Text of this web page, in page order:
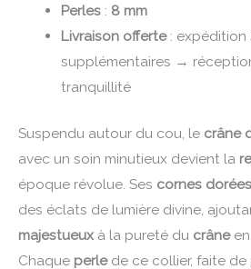
Perles: 8 mm
Livraison offerte: expédition
supplémentaires →
tranquillité
Suspendu autour du cou, le crâne
avec un soin minutieux devient la
époque révolue. Ses cornes dorées
des éclats de lumière divine,
majestueux à la pureté du crâneen
Chaque perlede ce collier, faite de